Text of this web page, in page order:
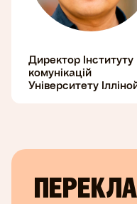
Директор Інституту
комунікацій
Університету